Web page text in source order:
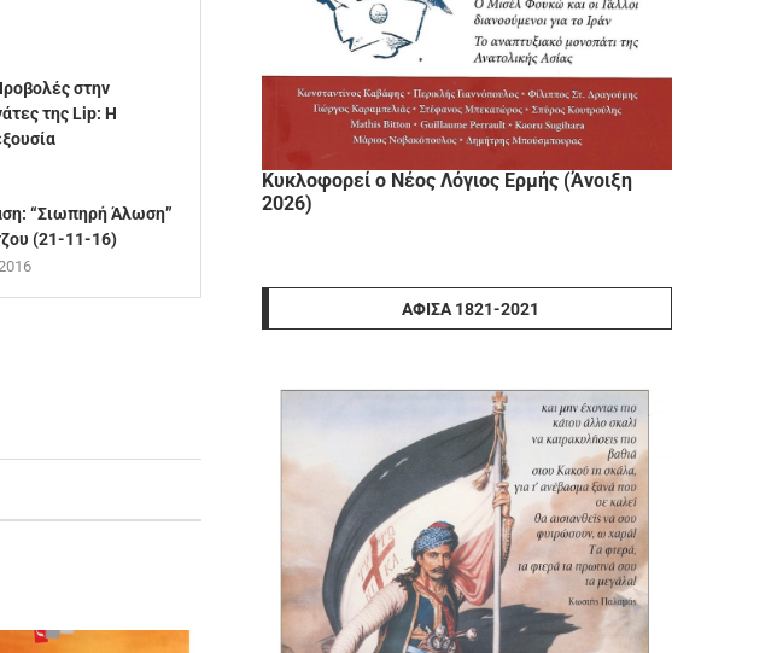
στην
της Lip: Η
“Σιωπηρή Άλωση”
(21-11-16)
Κυκλοφορεί ο Νέος Λόγιος Ερμής (Άνοιξη
2026)
ΑΦΊΣΑ 1821-2021